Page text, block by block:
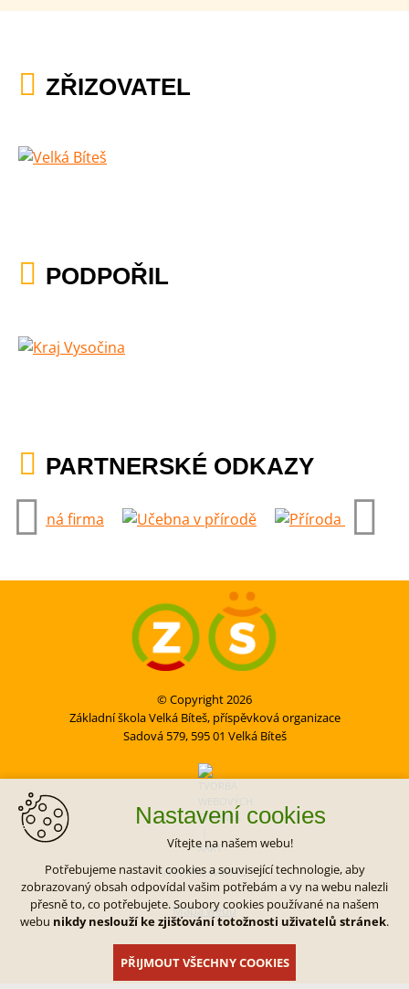
ZŘIZOVATEL
PODPOŘIL
PARTNERSKÉ ODKAZY
© Copyright 2026
Základní škola Velká Bíteš, příspěvková organizace
Sadová 579, 595 01 Velká Bíteš
VYTVOŘIL XART.CZ
Mapa webu
Nastavení cookies
Vítejte na našem webu!
Potřebujeme nastavit cookies a související technologie, aby
zobrazovaný obsah odpovídal vašim potřebám a vy na webu nalezli
přesně to, co potřebujete. Soubory cookies používané na našem
webu nikdy neslouží ke zjišťování totožnosti uživatelů stránek.
PŘIJMOUT VŠECHNY COOKIES